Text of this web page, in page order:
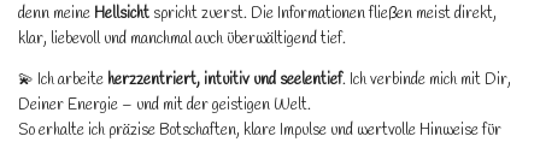
denn meine Hellsicht spricht zuerst. Die Informationen fließen meist direkt,
klar, liebevoll und manchmal auch überwältigend tief.
💫 Ich arbeite herzzentriert, intuitiv und seelentief. Ich verbinde mich mit Dir,
Deiner Energie – und mit der geistigen Welt.
So erhalte ich präzise Botschaften, klare Impulse und wertvolle Hinweise für